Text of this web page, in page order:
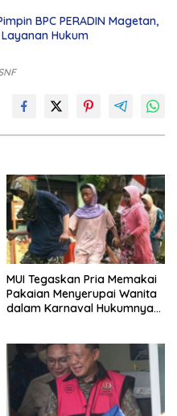
BPC PERADIN Magetan,
Hukum
MUI Tegaskan Pria Memakai
Pakaian Menyerupai Wanita
dalam Karnaval Hukumnya